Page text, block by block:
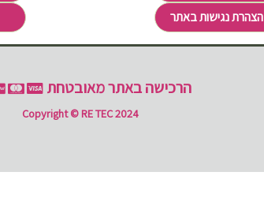
הצהרת נגישות באתר
הרכישה באתר מאובטחת
Copyright © RE TEC 2024